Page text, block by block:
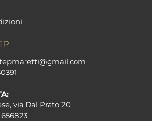
aretti@gmail.com
via Dal Prato 20